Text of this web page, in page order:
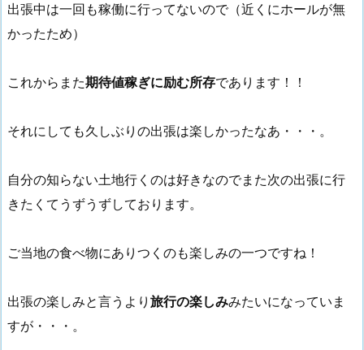
出張中は一回も稼働に行ってないので（近くにホールが無
かったため）
これからまた期待値稼ぎに励む所存であります！！
それにしても久しぶりの出張は楽しかったなあ・・・。
自分の知らない土地行くのは好きなのでまた次の出張に行
きたくてうずうずしております。
ご当地の食べ物にありつくのも楽しみの一つですね！
出張の楽しみと言うより 旅行の楽しみみたいになっていま
すが・・・。